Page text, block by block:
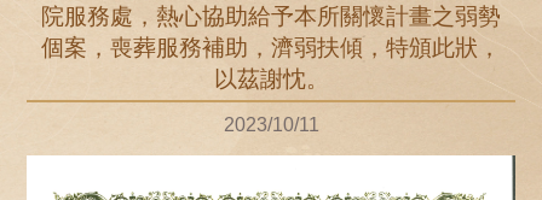
院服務處，熱心協助給予本所關懷計畫之弱勢
個案，喪葬服務補助，濟弱扶傾，特頒此狀，
以茲謝忱。
2023/10/11